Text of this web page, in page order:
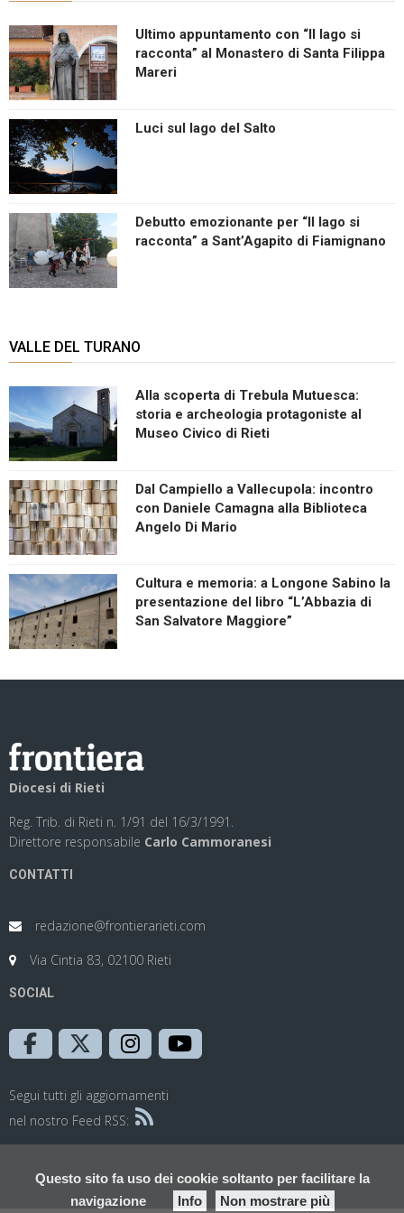
Questo sito fa uso dei cookie soltanto per facilitare la
navigazione
Info Non mostrare più
Ultimo appuntamento con “Il lago si
racconta” al Monastero di Santa Filippa
Mareri
Luci sul lago del Salto
Debutto emozionante per “Il lago si
racconta” a Sant’Agapito di Fiamignano
VALLE DEL TURANO
Alla scoperta di Trebula Mutuesca:
storia e archeologia protagoniste al
Museo Civico di Rieti
Dal Campiello a Vallecupola: incontro
con Daniele Camagna alla Biblioteca
Angelo Di Mario
Cultura e memoria: a Longone Sabino la
presentazione del libro “L’Abbazia di
San Salvatore Maggiore”
Diocesi di Rieti
Reg. Trib. di Rieti n. 1/91 del 16/3/1991.
Direttore responsabile Carlo Cammoranesi
CONTATTI
redazione@frontierarieti.com
Via Cintia 83, 02100 Rieti
SOCIAL
Segui tutti gli aggiornamenti
nel nostro Feed RSS: